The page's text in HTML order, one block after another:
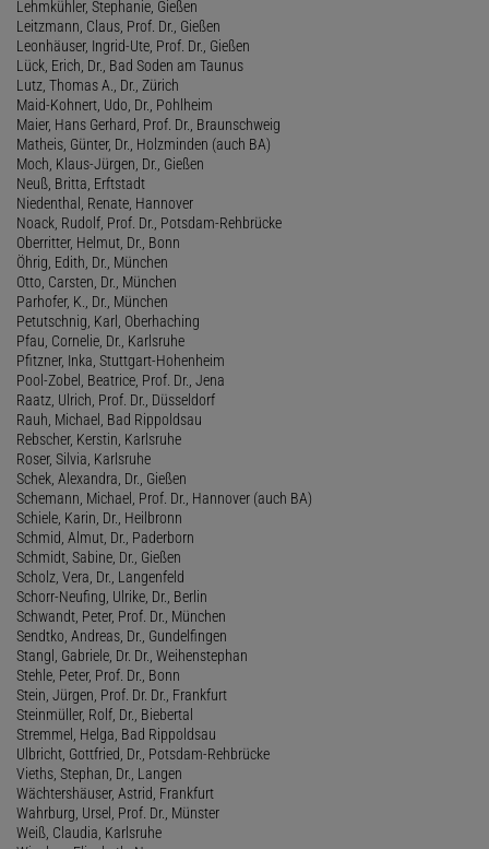
Lehmkühler, Stephanie, Gießen
Leitzmann, Claus, Prof. Dr., Gießen
Leonhäuser, Ingrid-Ute, Prof. Dr., Gießen
Lück, Erich, Dr., Bad Soden am Taunus
Lutz, Thomas A., Dr., Zürich
Maid-Kohnert, Udo, Dr., Pohlheim
Maier, Hans Gerhard, Prof. Dr., Braunschweig
Matheis, Günter, Dr., Holzminden (auch BA)
Moch, Klaus-Jürgen, Dr., Gießen
Neuß, Britta, Erftstadt
Niedenthal, Renate, Hannover
Noack, Rudolf, Prof. Dr., Potsdam-Rehbrücke
Oberritter, Helmut, Dr., Bonn
Öhrig, Edith, Dr., München
Otto, Carsten, Dr., München
Parhofer, K., Dr., München
Petutschnig, Karl, Oberhaching
Pfau, Cornelie, Dr., Karlsruhe
Pfitzner, Inka, Stuttgart-Hohenheim
Pool-Zobel, Beatrice, Prof. Dr., Jena
Raatz, Ulrich, Prof. Dr., Düsseldorf
Rauh, Michael, Bad Rippoldsau
Rebscher, Kerstin, Karlsruhe
Roser, Silvia, Karlsruhe
Schek, Alexandra, Dr., Gießen
Schemann, Michael, Prof. Dr., Hannover (auch BA)
Schiele, Karin, Dr., Heilbronn
Schmid, Almut, Dr., Paderborn
Schmidt, Sabine, Dr., Gießen
Scholz, Vera, Dr., Langenfeld
Schorr-Neufing, Ulrike, Dr., Berlin
Schwandt, Peter, Prof. Dr., München
Sendtko, Andreas, Dr., Gundelfingen
Stangl, Gabriele, Dr. Dr., Weihenstephan
Stehle, Peter, Prof. Dr., Bonn
Stein, Jürgen, Prof. Dr. Dr., Frankfurt
Steinmüller, Rolf, Dr., Biebertal
Stremmel, Helga, Bad Rippoldsau
Ulbricht, Gottfried, Dr., Potsdam-Rehbrücke
Vieths, Stephan, Dr., Langen
Wächtershäuser, Astrid, Frankfurt
Wahrburg, Ursel, Prof. Dr., Münster
Weiß, Claudia, Karlsruhe